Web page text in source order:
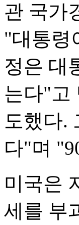
관 국가
"대통령
정은 대
는다"고
도했다.
다"며
미국은
세를 부